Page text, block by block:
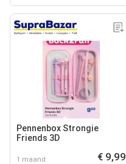
Pennenbox Strongie
Friends 3D
1 maand € 9,99